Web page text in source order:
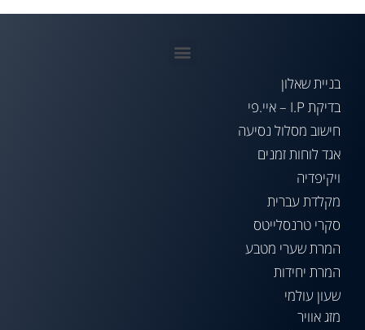
בניית שאלון
בדיקת I.P – איי.פי
חישוב מסלול נסיעה
אגד לוחות זמנים
ויקיפדיה
מקלדת עברית
סקרי טרנסלייטס
המרת שערי מטבע
המרת יחידות
שעון עולמי
מזג אוויר